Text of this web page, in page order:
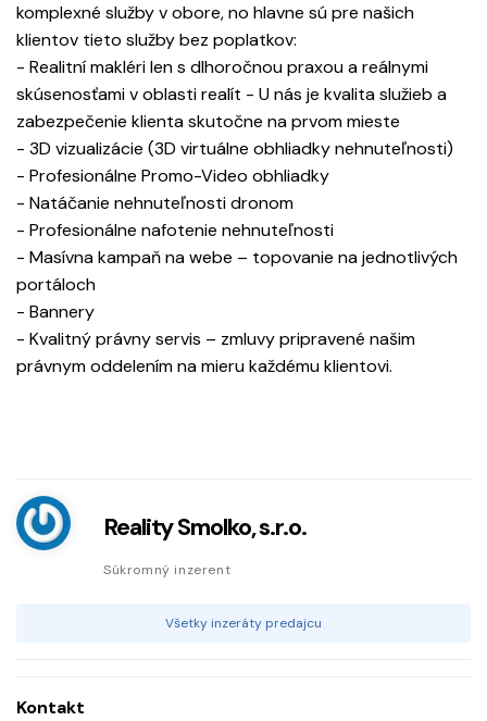
komplexné služby v obore, no hlavne sú pre našich
klientov tieto služby bez poplatkov:
- Realitní makléri len s dlhoročnou praxou a reálnymi
skúsenosťami v oblasti realít - U nás je kvalita služieb a
zabezpečenie klienta skutočne na prvom mieste
- 3D vizualizácie (3D virtuálne obhliadky nehnuteľnosti)
- Profesionálne Promo-Video obhliadky
- Natáčanie nehnuteľnosti dronom
- Profesionálne nafotenie nehnuteľnosti
- Masívna kampaň na webe – topovanie na jednotlivých
portáloch
- Bannery
- Kvalitný právny servis – zmluvy pripravené našim
právnym oddelením na mieru každému klientovi.
Reality Smolko, s.r.o.
Súkromný inzerent
Všetky inzeráty predajcu
Kontakt